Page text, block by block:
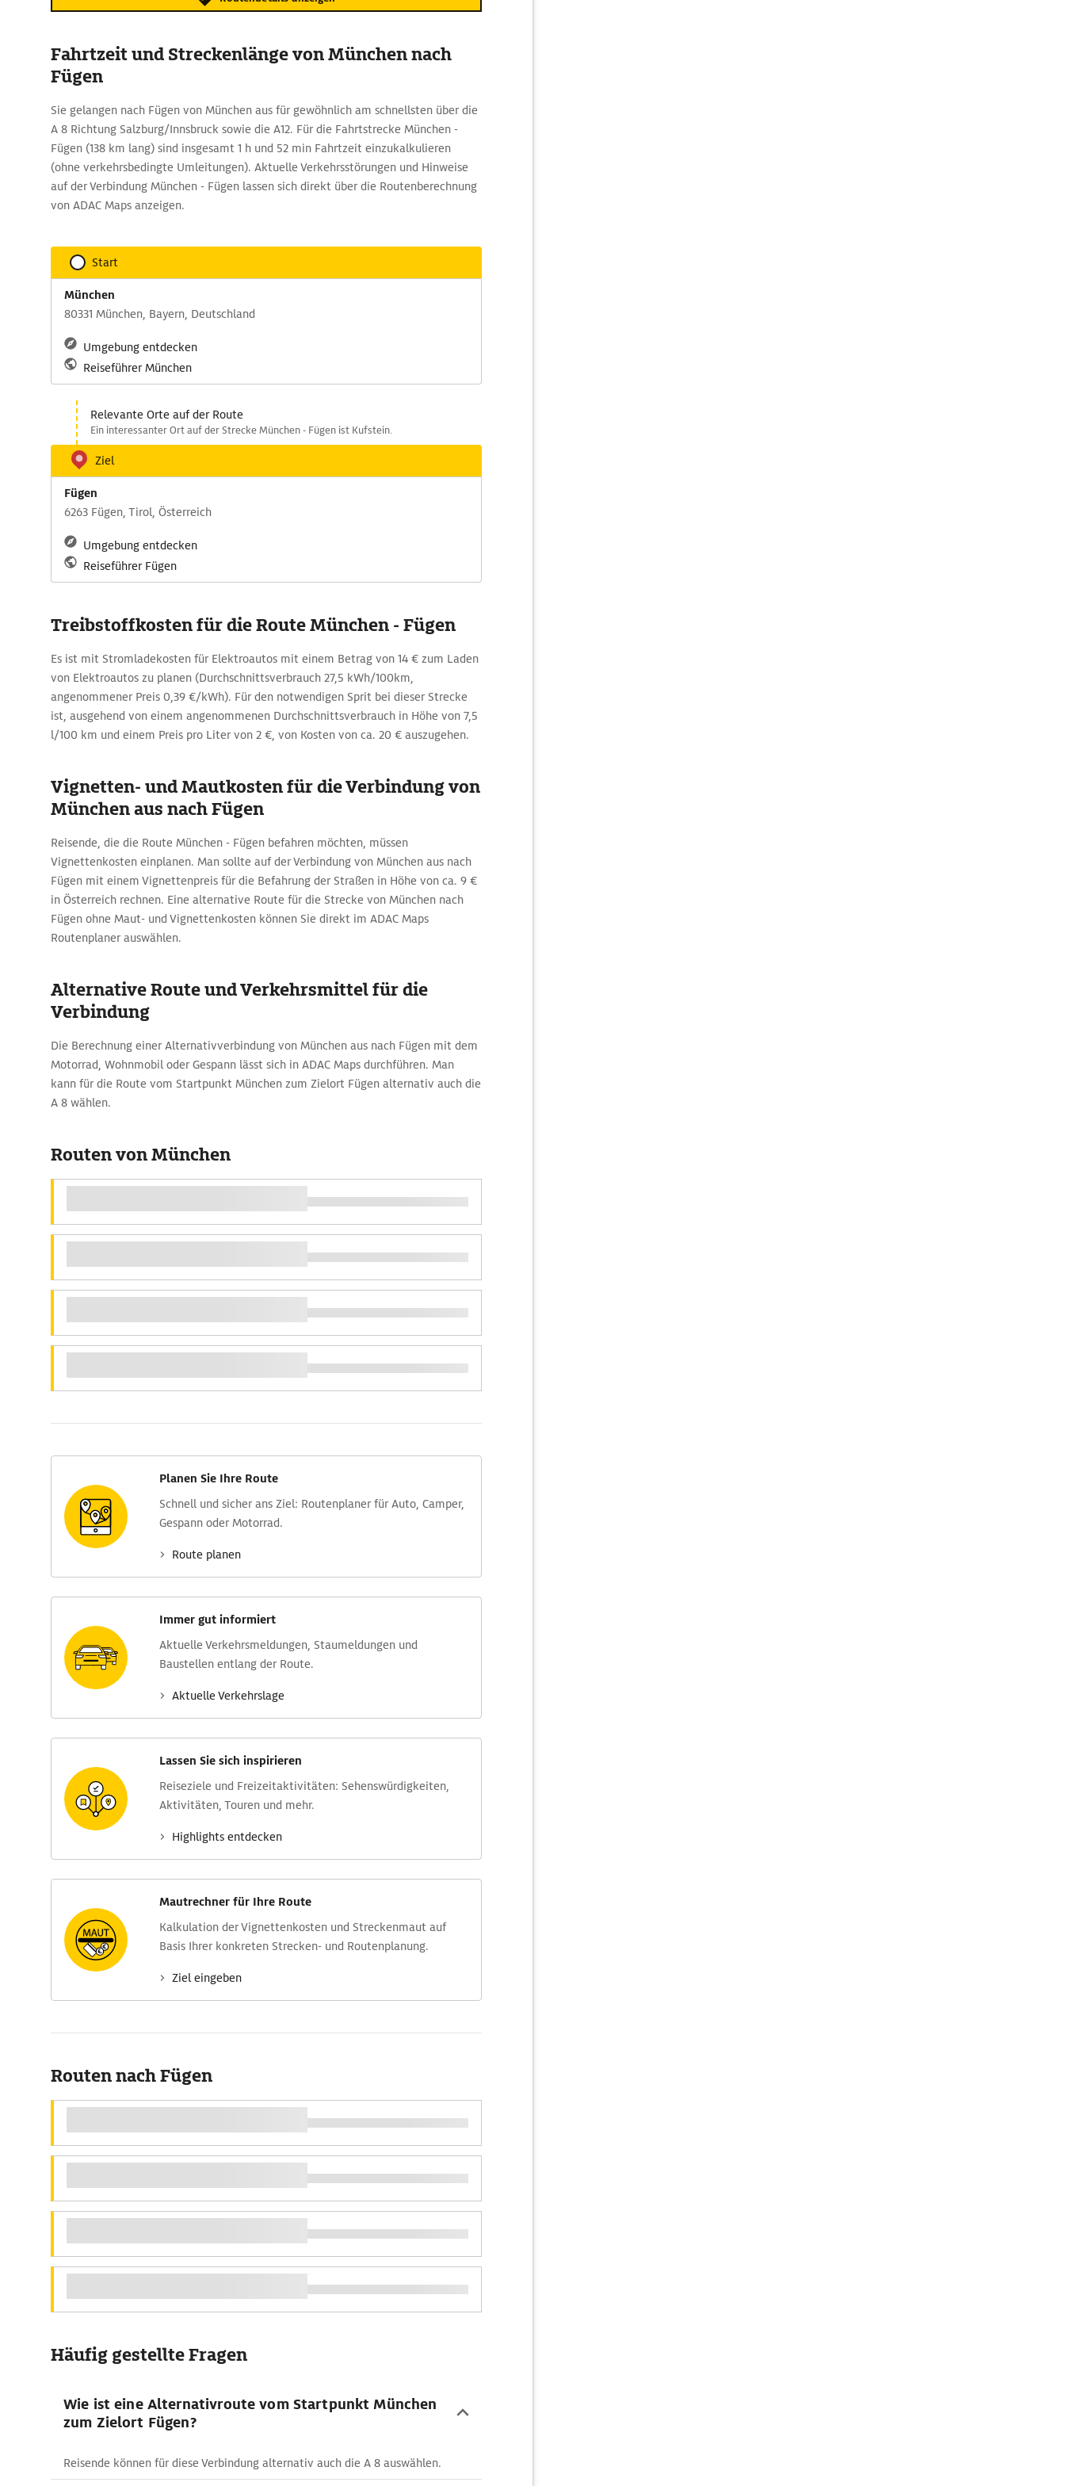
Fahrtzeit und Streckenlänge von München nach
Fügen
Sie gelangen nach Fügen von München aus für gewöhnlich am schnellsten über die
A 8 Richtung Salzburg/Innsbruck sowie die A12. Für die Fahrtstrecke München -
Fügen (138 km lang) sind insgesamt 1 h und 52 min Fahrtzeit einzukalkulieren
(ohne verkehrsbedingte Umleitungen). Aktuelle Verkehrsstörungen und Hinweise
auf der Verbindung München - Fügen lassen sich direkt über die Routenberechnung
von ADAC Maps anzeigen.
Start
München
80331 München, Bayern, Deutschland
Umgebung entdecken
Reiseführer München
Relevante Orte auf der Route
Ein interessanter Ort auf der Strecke München - Fügen ist Kufstein.
Ziel
Fügen
6263 Fügen, Tirol, Österreich
Umgebung entdecken
Reiseführer Fügen
Treibstoffkosten für die Route München - Fügen
Es ist mit Stromladekosten für Elektroautos mit einem Betrag von 14 € zum Laden
von Elektroautos zu planen (Durchschnittsverbrauch 27,5 kWh/100km,
angenommener Preis 0,39 €/kWh). Für den notwendigen Sprit bei dieser Strecke
ist, ausgehend von einem angenommenen Durchschnittsverbrauch in Höhe von 7,5
l/100 km und einem Preis pro Liter von 2 €, von Kosten von ca. 20 € auszugehen.
Vignetten- und Mautkosten für die Verbindung von
München aus nach Fügen
Reisende, die die Route München - Fügen befahren möchten, müssen
Vignettenkosten einplanen. Man sollte auf der Verbindung von München aus nach
Fügen mit einem Vignettenpreis für die Befahrung der Straßen in Höhe von ca. 9 €
in Österreich rechnen. Eine alternative Route für die Strecke von München nach
Fügen ohne Maut- und Vignettenkosten können Sie direkt im ADAC Maps
Routenplaner auswählen.
Alternative Route und Verkehrsmittel für die
Verbindung
Die Berechnung einer Alternativverbindung von München aus nach Fügen mit dem
Motorrad, Wohnmobil oder Gespann lässt sich in ADAC Maps durchführen. Man
kann für die Route vom Startpunkt München zum Zielort Fügen alternativ auch die
A 8 wählen.
Routen von München
Planen Sie Ihre Route
Schnell und sicher ans Ziel: Routen­planer für Auto, Camper,
Gespann oder Motorrad.
Route planen
Immer gut informiert
Aktuelle Verkehrs­meldungen, Stau­meldungen und
Baustellen entlang der Route.
Aktuelle Verkehrs­lage
Lassen Sie sich inspirieren
Reise­ziele und Freizeit­aktivitäten: Sehens­würdig­keiten,
Aktivitäten, Touren und mehr.
Highlights entdecken
Mautrechner für Ihre Route
Kalkulation der Vignettenkosten und Streckenmaut auf
Basis Ihrer konkreten Strecken- und Routenplanung.
Ziel eingeben
Routen nach Fügen
Häufig gestellte Fragen
Wie ist eine Alternativroute vom Startpunkt München
zum Zielort Fügen?
Reisende können für diese Verbindung alternativ auch die A 8 auswählen.